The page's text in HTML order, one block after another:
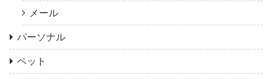
メール
パーソナル
ペット